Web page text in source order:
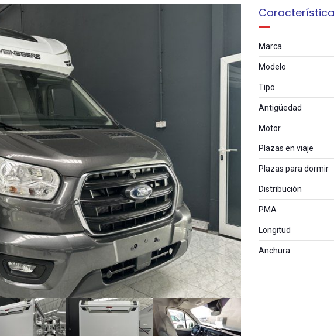
Marca
Modelo
Tipo
Antigüedad
Motor
Plazas en viaje
Plazas para dormir
Distribución
PMA
Longitud
Anchura